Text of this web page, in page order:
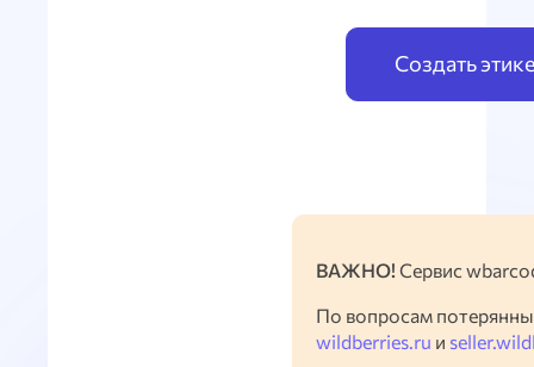
Создать
ВАЖНО! Сервис
По вопросам
wildberries.ru и